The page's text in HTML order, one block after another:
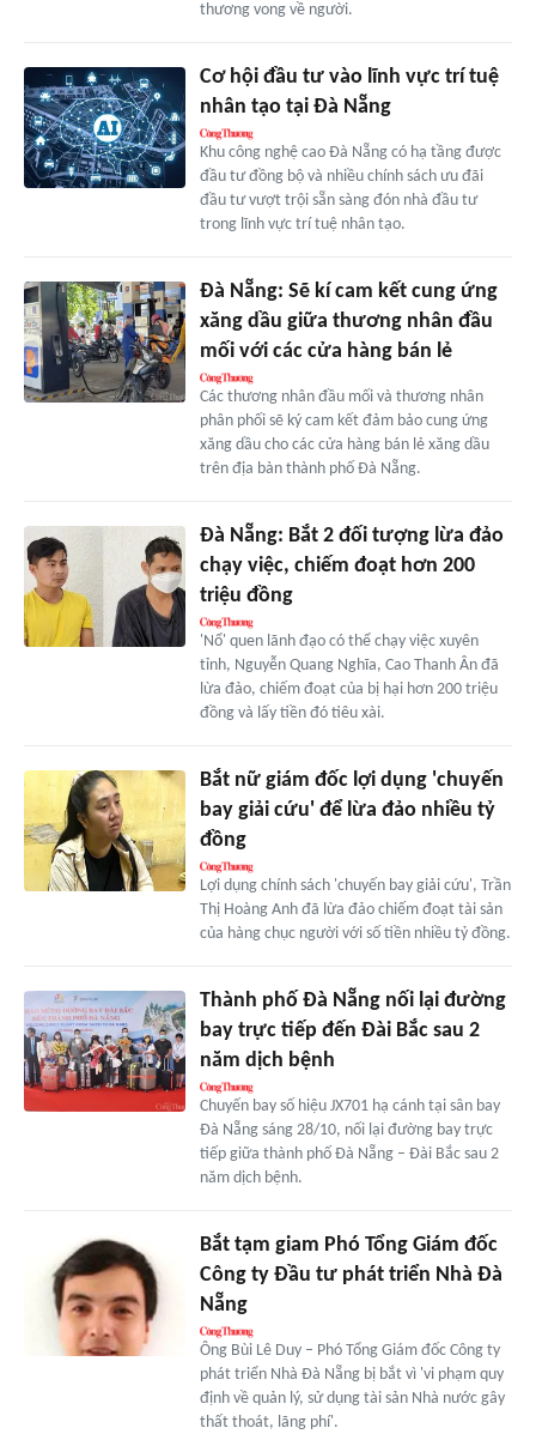
thương vong về người.
Cơ hội đầu tư vào lĩnh vực trí tuệ
nhân tạo tại Đà Nẵng
Khu công nghệ cao Đà Nẵng có hạ tầng được
đầu tư đồng bộ và nhiều chính sách ưu đãi
đầu tư vượt trội sẵn sàng đón nhà đầu tư
trong lĩnh vực trí tuệ nhân tạo.
Đà Nẵng: Sẽ kí cam kết cung ứng
xăng dầu giữa thương nhân đầu
mối với các cửa hàng bán lẻ
Các thương nhân đầu mối và thương nhân
phân phối sẽ ký cam kết đảm bảo cung ứng
xăng dầu cho các cửa hàng bán lẻ xăng dầu
trên địa bàn thành phố Đà Nẵng.
Đà Nẵng: Bắt 2 đối tượng lừa đảo
chạy việc, chiếm đoạt hơn 200
triệu đồng
'Nổ' quen lãnh đạo có thể chạy việc xuyên
tỉnh, Nguyễn Quang Nghĩa, Cao Thanh Ân đã
lừa đảo, chiếm đoạt của bị hại hơn 200 triệu
đồng và lấy tiền đó tiêu xài.
Bắt nữ giám đốc lợi dụng 'chuyến
bay giải cứu' để lừa đảo nhiều tỷ
đồng
Lợi dụng chính sách 'chuyến bay giải cứu', Trần
Thị Hoàng Anh đã lừa đảo chiếm đoạt tài sản
của hàng chục người với số tiền nhiều tỷ đồng.
Thành phố Đà Nẵng nối lại đường
bay trực tiếp đến Đài Bắc sau 2
năm dịch bệnh
Chuyến bay số hiệu JX701 hạ cánh tại sân bay
Đà Nẵng sáng 28/10, nối lại đường bay trực
tiếp giữa thành phố Đà Nẵng – Đài Bắc sau 2
năm dịch bệnh.
Bắt tạm giam Phó Tổng Giám đốc
Công ty Đầu tư phát triển Nhà Đà
Nẵng
Ông Bùi Lê Duy – Phó Tổng Giám đốc Công ty
phát triển Nhà Đà Nẵng bị bắt vì 'vi phạm quy
định về quản lý, sử dụng tài sản Nhà nước gây
thất thoát, lãng phí'.